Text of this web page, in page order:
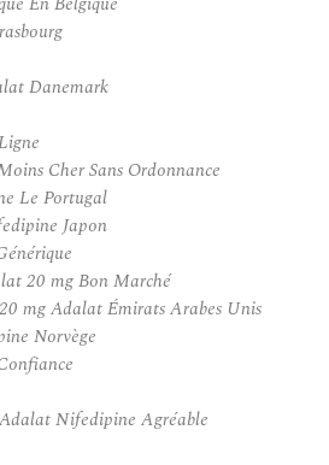
Danemark
Cher Sans Ordonnance
Le Portugal
Japon
20 mg Bon Marché
mg Adalat Émirats Arabes Unis
Norvège
Nifedipine Agréable